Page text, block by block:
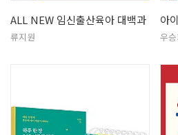
ALL NEW 임신출산육아 대백과
류지원 우승